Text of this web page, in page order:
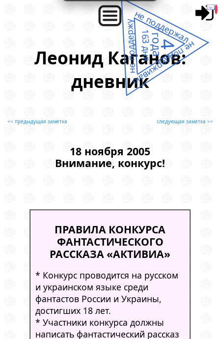
Леонид Каганов:
дневник
<< предыдущая заметка следующая заметка >>
18 ноября 2005
Внимание, конкурс!
ПРАВИЛА КОНКУРСА
ФАНТАСТИЧЕСКОГО
РАССКАЗА «АКТИВИА»
* Конкурс проводится на русском
и украинском языке среди
фантастов России и Украины,
достигших 18 лет.
* Участники конкурса должны
написать фантастический рассказ
не поддержал
не поддерживаю
не поддержу 4
года
163 дня